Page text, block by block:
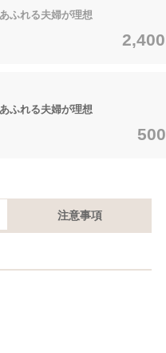
ふれる夫婦が理想
2,400
ふれる夫婦が理想
500
注意事項